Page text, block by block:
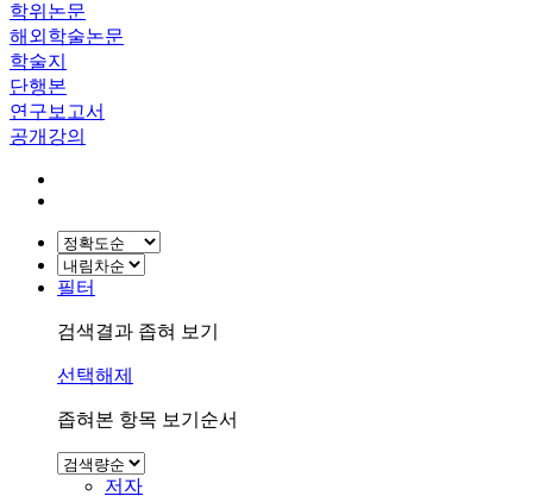
학위논문
해외학술논문
학술지
단행본
연구보고서
공개강의
필터
검색결과 좁혀 보기
선택해제
좁혀본 항목 보기순서
저자